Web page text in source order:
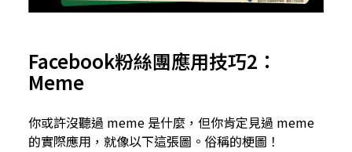
Facebook粉絲團應用技巧2：
Meme
你或許沒聽過 meme 是什麼，但你肯定見過 meme
的實際應用，就像以下這張圖。俗稱的梗圖！